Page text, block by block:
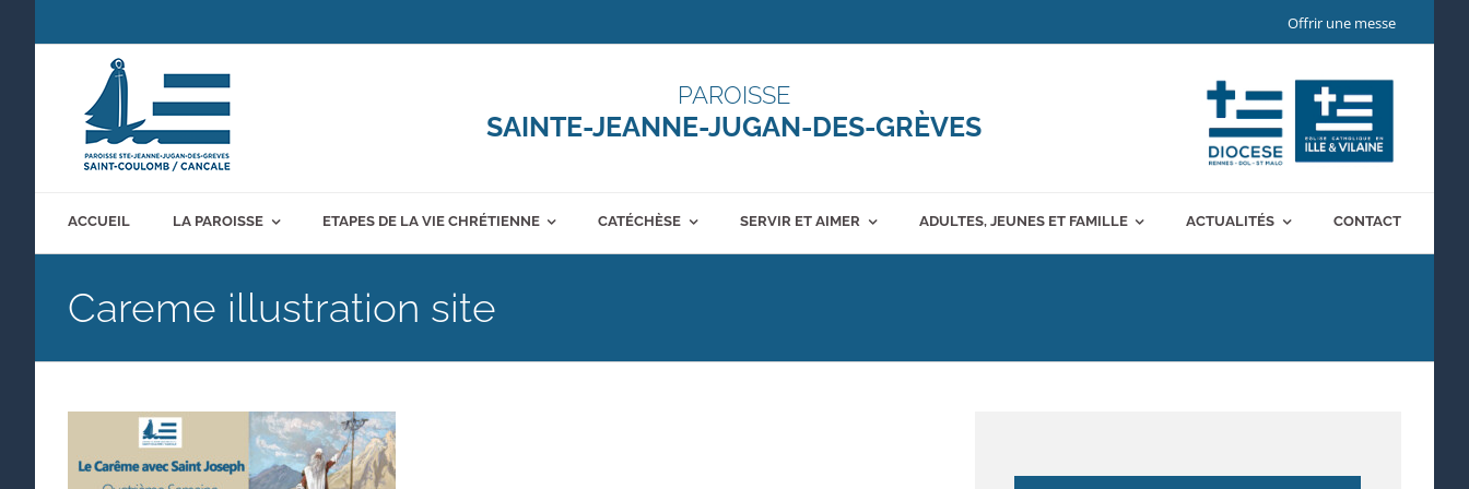
Offrir une messe
PAROISSE
SAINTE-JEANNE-JUGAN-DES-GRÈVES
ACCUEIL LA PAROISSE ETAPES DE LA VIE CHRÉTIENNE CATÉCHÈSE SERVIR ET AIMER ADULTES, JEUNES ET FAMILLE ACTUALITÉS CONTACT
Careme illustration site